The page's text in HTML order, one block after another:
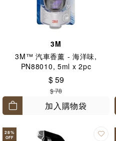
3M
3M™ 汽車香薰 - 海洋味,
PN88010, 5ml x 2pc
$ 59
$ 78
加入購物袋
28%
OFF